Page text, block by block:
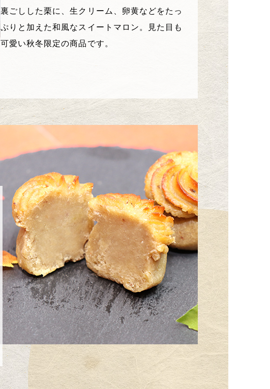
裏ごしした栗に、生クリーム、卵黄などをたっ
ぷりと加えた和風なスイートマロン。見た目も
可愛い秋冬限定の商品です。